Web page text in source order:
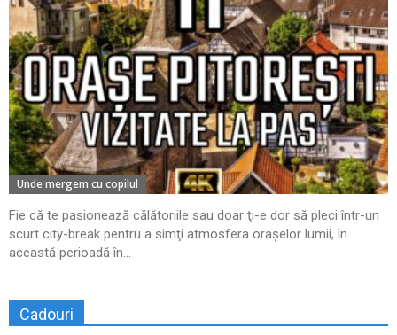
Unde mergem cu copilul
Fie că te pasionează călătoriile sau doar ţi-e dor să pleci într-un
scurt city-break pentru a simţi atmosfera oraşelor lumii, în
această perioadă în...
Cadouri